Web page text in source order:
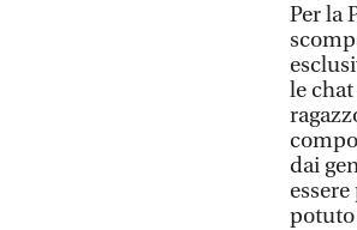
Per la
le
dai
potuto